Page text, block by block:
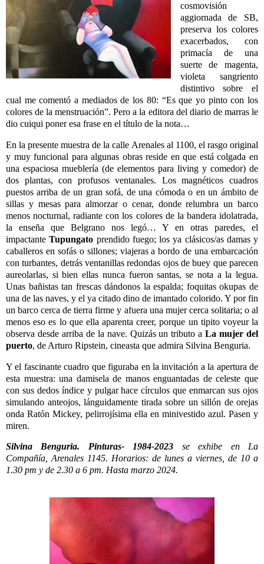
cosmovisión
aggiornada de SB,
preserva los colores
exacerbados, con
primacía de una
suerte de magenta,
violeta sangriento
distintivo sobre el
cual me comentó a mediados de los 80: “Es que yo pinto con los
colores de la menstruación”. Pero a la editora del diario de marras le
dio cuiqui poner esa frase en el título de la nota…
En la presente muestra de la calle Arenales al 1100, el rasgo original
y muy funcional para algunas obras reside en que está colgada en
una espaciosa mueblería (de elementos para living y comedor) de
dos plantas, con profusos ventanales. Los magnéticos cuadros
puestos arriba de un gran sofá, de una cómoda o en un ámbito de
sillas y mesas para almorzar o cenar, donde relumbra un barco
menos nocturnal, radiante con los colores de la bandera idolatrada,
la enseña que Belgrano nos legó… Y en otras paredes, el
impactanteTupungato prendido fuego; los ya clásicos/as damas y
caballeros en sofás o sillones; viajeras a bordo de una embarcación
con turbantes, detrás ventanillas redondas ojos de buey que parecen
aureolarlas, si bien ellas nunca fueron santas, se nota a la legua.
Unas bañistas tan frescas dándonos la espalda; foquitas okupas de
una de las naves, y el ya citado dino de imantado colorido. Y por fin
un barco cerca de tierra firme y afuera una mujer cerca solitaria; o al
menos eso es lo que ella aparenta creer, porque un tipito voyeur la
observa desde arriba de la nave. Quizás un tributo aLa mujer del
puerto, de Arturo Ripstein, cineasta que admira Silvina Benguria.
Y el fascinante cuadro que figuraba en la invitación a la apertura de
esta muestra: una damisela de manos enguantadas de celeste que
con sus dedos índice y pulgar hace círculos que enmarcan sus ojos
simulando anteojos, lánguidamente tirada sobre un sillón de orejas
onda Ratón Mickey, pelirrojísima ella en minivestido azul. Pasen y
miren.
Silvina Benguria. Pinturas- 1984-2023 se exhibe en La
Compañía, Arenales 1145. Horarios: de lunes a viernes, de 10 a
1.30 pm y de 2.30 a 6 pm. Hasta marzo 2024.